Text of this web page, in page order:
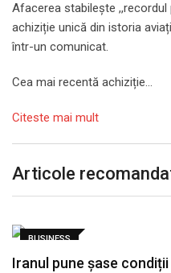
Afacerea stabilește
achiziție unică din istoria
într-un comunicat.
Cea mai recentă achiziție…
Citeste mai mult
Articole
BUSINESS
Iranul pune șase